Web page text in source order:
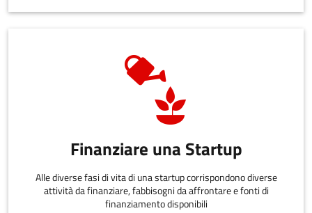
Finanziare una Startup
Alle diverse fasi di vita di una startup corrispondono diverse
attività da finanziare, fabbisogni da affrontare e fonti di
finanziamento disponibili